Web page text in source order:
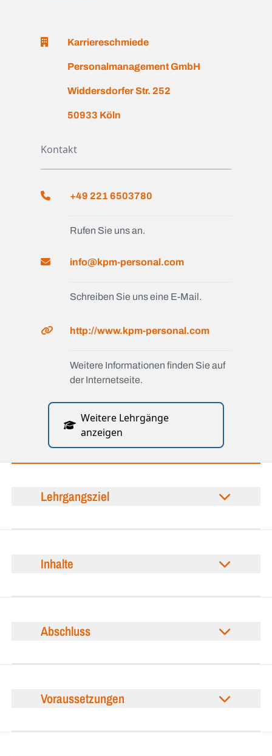
Karriereschmiede
Personalmanagement GmbH
Widdersdorfer Str. 252
50933 Köln
Kontakt
+49 221 6503780
Rufen Sie uns an.
info@kpm-personal.com
Schreiben Sie uns eine E-Mail.
http://www.kpm-personal.com
Weitere Informationen finden Sie auf
der Internetseite.
Weitere Lehrgänge
anzeigen
Lehrgangsziel
Inhalte
Abschluss
Voraussetzungen